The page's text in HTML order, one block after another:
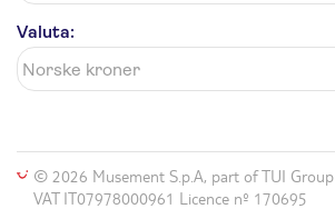
Valuta:
© 2026 Musement S.p.A, part of TUI Group
VAT IT07978000961 Licence nº 170695